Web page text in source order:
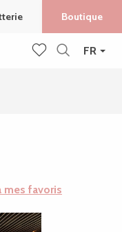
FR
Boutique
mes favoris